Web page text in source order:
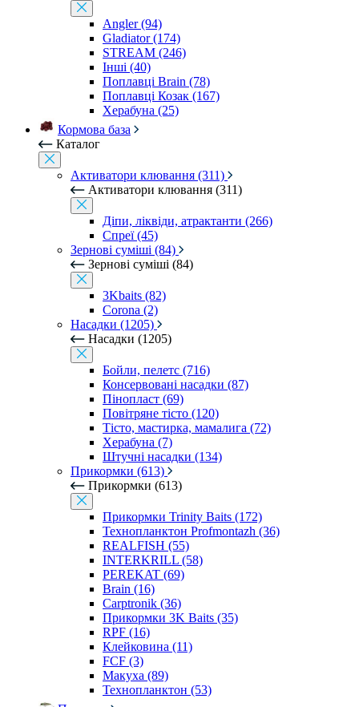
Angler (94)
Gladiator (174)
STREAM (246)
Інші (40)
Поплавці Brain (78)
Поплавці Козак (167)
Херабуна (25)
Кормова база
Каталог
Активатори клювання (311)
Активатори клювання (311)
Діпи, ліквіди, атрактанти (266)
Спреї (45)
Зернові суміші (84)
Зернові суміші (84)
3Kbaits (82)
Corona (2)
Насадки (1205)
Насадки (1205)
Бойли, пелетс (716)
Консервовані насадки (87)
Пінопласт (69)
Повітряне тісто (120)
Тісто, мастирка, мамалига (72)
Херабуна (7)
Штучні насадки (134)
Прикормки (613)
Прикормки (613)
Прикормки Trinity Baits (172)
Технопланктон Profmontazh (36)
REALFISH (55)
INTERKRILL (58)
PEREKAT (69)
Brain (16)
Carptronik (36)
Прикормки 3K Baits (35)
RPF (16)
Клейковина (11)
FCF (3)
Макуха (89)
Технопланктон (53)